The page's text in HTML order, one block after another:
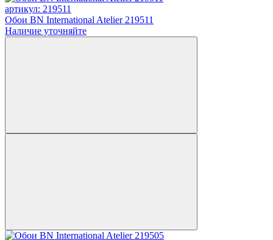
артикул: 219511
Обои BN International Atelier 219511
Наличие уточняйте